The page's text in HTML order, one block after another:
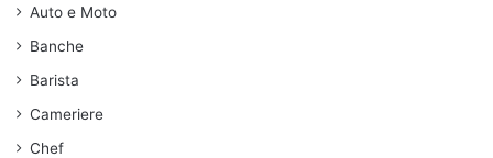
Auto e Moto
Banche
Barista
Cameriere
Chef